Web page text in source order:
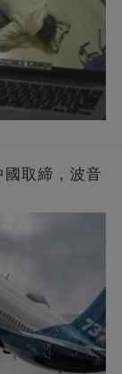
取締，波音